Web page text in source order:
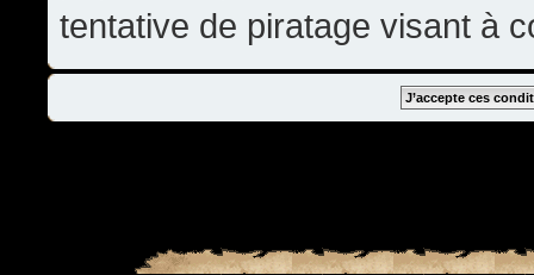
tentative de piratage visant à